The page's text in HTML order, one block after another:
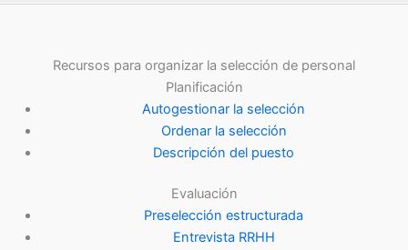
Recursos para organizar la selección de personal
Planificación
Autogestionar la selección
Ordenar la selección
Descripción del puesto
Evaluación
Preselección estructurada
Entrevista RRHH